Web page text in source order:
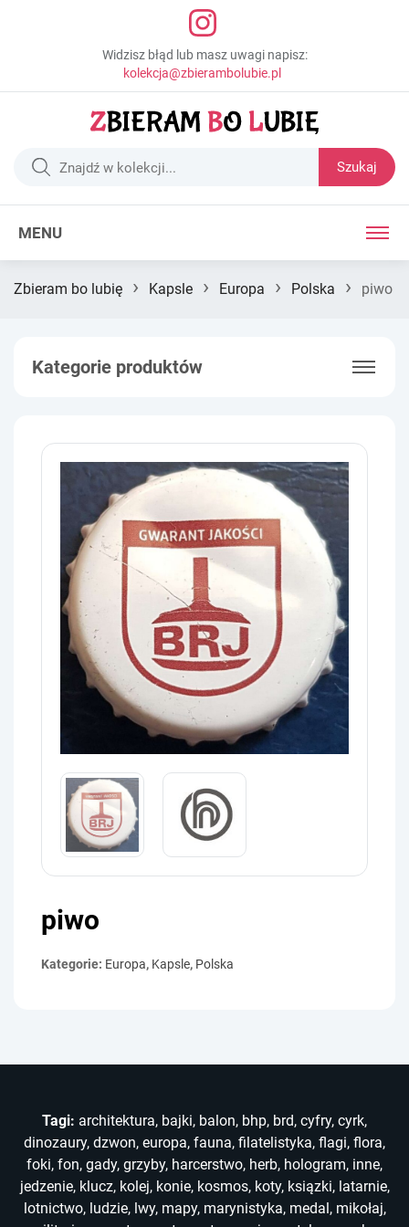
Widzisz błąd lub masz uwagi napisz:
kolekcja@zbierambolubie.pl
Szukaj
MENU
Zbieram bo lubię › Kapsle › Europa › Polska › piwo
Kategorie produktów
piwo
Kategorie: Europa, Kapsle, Polska
Tagi: architektura, bajki, balon, bhp, brd, cyfry, cyrk,
dinozaury, dzwon, europa, fauna, filatelistyka, flagi, flora,
foki, fon, gady, grzyby, harcerstwo, herb, hologram, inne,
jedzenie, klucz, kolej, konie, kosmos, koty, ksiązki, latarnie,
lotnictwo, ludzie, lwy, mapy, marynistyka, medal, mikołaj,